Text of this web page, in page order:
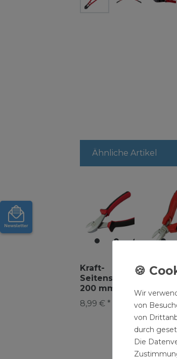
Ähnliche Artikel
Kraft-
Seitenschneider
200 mm CR-V
8,99 € *
115
4,99 € *
Wir
von
von
durch
Die